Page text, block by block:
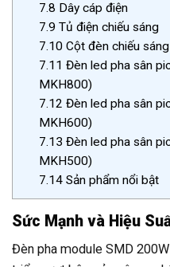
7.8 Dây cáp điện
7.9 Tủ điện chiếu sáng
7.10 Cột đèn chiếu sáng
7.11 Đèn led pha sân
MKH800)
7.12 Đèn led pha sân
MKH600)
7.13 Đèn led pha sân
MKH500)
7.14 Sản phẩm nổi bật
Sức Mạnh và Hiệu
Đèn pha module SMD